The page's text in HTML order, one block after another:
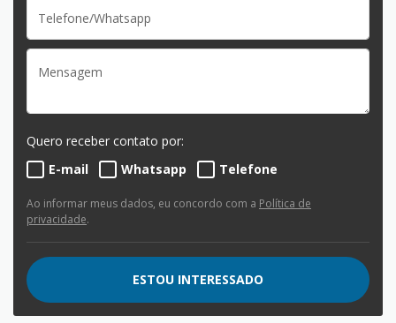
Quero receber contato por:
E-mail
Whatsapp Telefone
Ao informar meus dados, eu concordo com a Política de
privacidade.
ESTOU INTERESSADO